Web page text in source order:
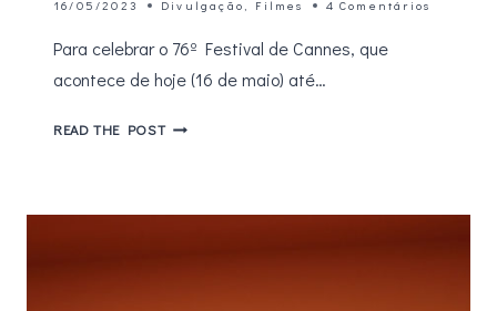
16/05/2023 Divulgação , Filmes 4 Comentários
Para celebrar o 76º Festival de Cannes, que
acontece de hoje (16 de maio) até…
READ THE POSTMUBI